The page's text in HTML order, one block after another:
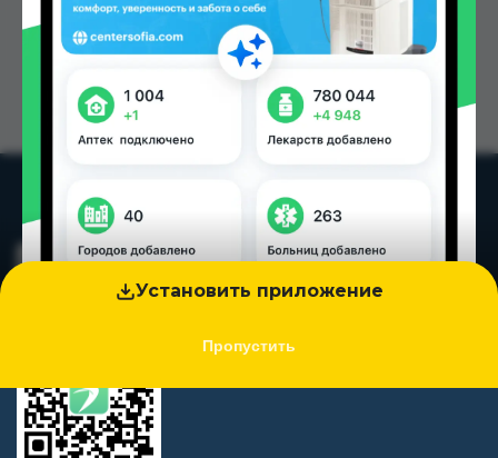
Установить приложение
Пропустить